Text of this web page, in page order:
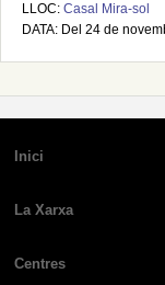
LLOC: Casal Mira-sol
DATA: Del 24 de
Inici
La Xarxa
Centres